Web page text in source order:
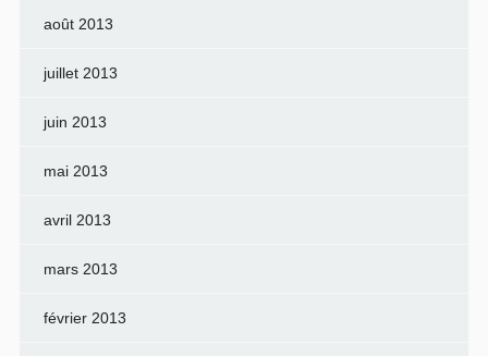
août 2013
juillet 2013
juin 2013
mai 2013
avril 2013
mars 2013
février 2013